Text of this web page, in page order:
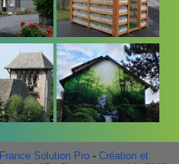
Solution Pro- Création et